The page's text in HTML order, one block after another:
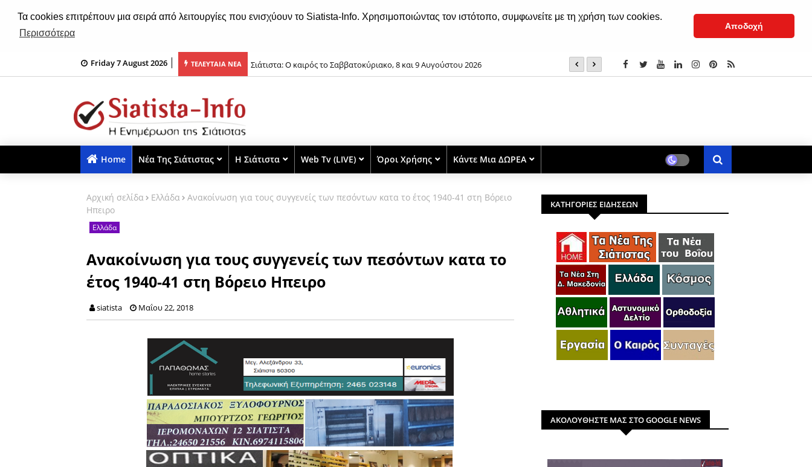
Τα cookies επιτρέπουν μια σειρά από λειτουργίες που ενισχύουν το Siatista-Info. Χρησιμοποιώντας τον ιστότοπο, συμφωνείτε με τη χρήση των cookies.
Περισσότερα
Αποδοχή
Friday 7 August 2026 ΤΕΛΕΥΤΑΙΑ ΝΕΑ
Νικάνορα η Σιάτιστα (φωτο-βίντεο) Σιάτιστα: O καιρός το Σαββατοκύριακο, 8 και 9 Αυγούστου 2026 8 Αυγούστου: Άγιοι Tριαντάφυλλος και Αιμιλιανός ο
Home Νέα Της Σιάτιστας Η Σιάτιστα Web Tv (LIVE) Όροι Χρήσης Κάντε Μια ΔΩΡΕΑ
Αρχική σελίδα Ελλάδα
Ανακοίνωση για τους συγγενείς των πεσόντων κατα το έτος 1940-41 στη Βόρειο
Ηπειρο
Ελλάδα
Ανακοίνωση για τους συγγενείς των πεσόντων κατα το
έτος 1940-41 στη Βόρειο Ηπειρο
siatista Μαΐου 22, 2018
ΚΑΤΗΓΟΡΙΕΣ ΕΙΔΗΣΕΩΝ
ΑΚΟΛΟΥΘΗΣΤΕ ΜΑΣ ΣΤΟ GOOGLE NEWS